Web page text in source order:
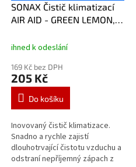
SONAX Čistič klimatizací
AIR AID - GREEN LEMON,
ihned k odeslání
169 Kč bez DPH
205 Kč
Do košíku
Inovovaný čistič klimatizace.
Snadno a rychle zajistí
dlouhotrvající čistotu vzduchu a
odstraní nepříjemný zápach z